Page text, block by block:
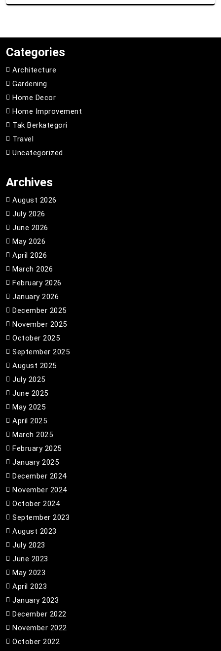
Categories
Architecture
Gardening
Home Decor
Home Improvement
Tak Berkategori
Travel
Uncategorized
Archives
August 2026
July 2026
June 2026
May 2026
April 2026
March 2026
February 2026
January 2026
December 2025
November 2025
October 2025
September 2025
August 2025
July 2025
June 2025
May 2025
April 2025
March 2025
February 2025
January 2025
December 2024
November 2024
October 2024
September 2023
August 2023
July 2023
June 2023
May 2023
April 2023
January 2023
December 2022
November 2022
October 2022